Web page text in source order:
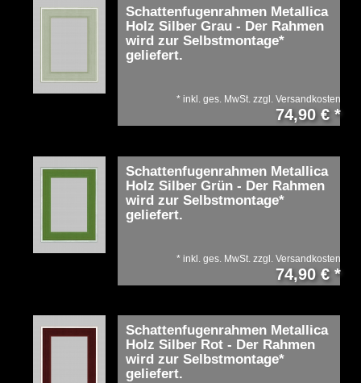
Schattenfugenrahmen Metallica
Holz Silber Grau - Der Rahmen
wird zur Selbstmontage*
geliefert.
74,90 € *
* inkl. ges. MwSt. zzgl. Versandkosten
Schattenfugenrahmen Metallica
Holz Silber Grün - Der Rahmen
wird zur Selbstmontage*
geliefert.
74,90 € *
* inkl. ges. MwSt. zzgl. Versandkosten
Schattenfugenrahmen Metallica
Holz Silber Rot - Der Rahmen
wird zur Selbstmontage*
geliefert.